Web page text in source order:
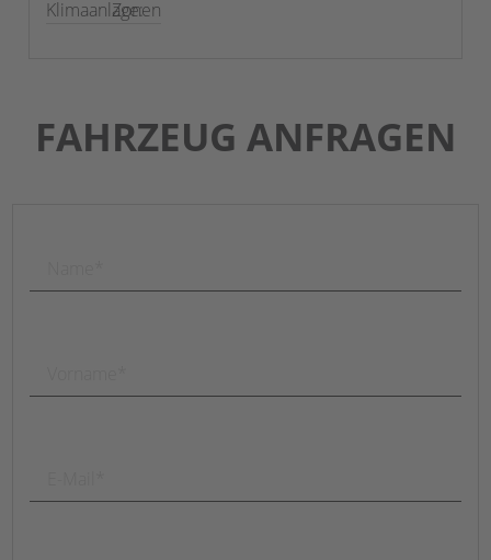
Klimaanlage:
Zonen
FAHRZEUG ANFRAGEN